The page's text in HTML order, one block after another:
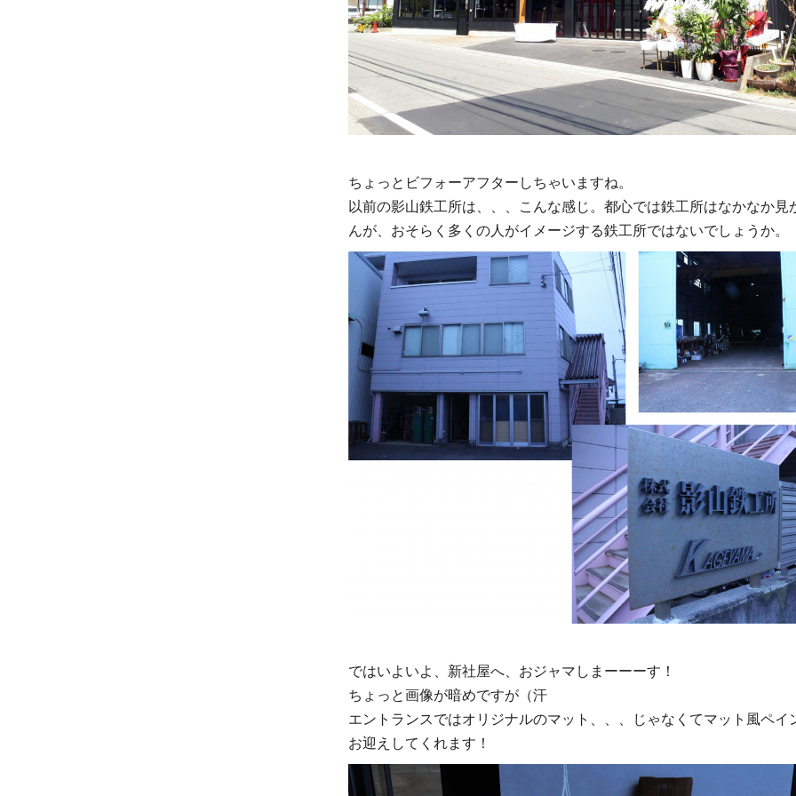
ちょっとビフォーアフターしちゃいますね。
以前の影山鉄工所は、、、こんな感じ。都心では鉄工所はなかなか見
んが、おそらく多くの人がイメージする鉄工所ではないでしょうか。
ではいよいよ、新社屋へ、おジャマしまーーーす！
ちょっと画像が暗めですが（汗
エントランスではオリジナルのマット、、、じゃなくてマット風ペイ
お迎えしてくれます！